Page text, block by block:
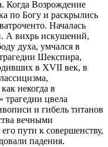
Когда Возрождение
по Богу и раскрылись
Началась
А вихрь искушений,
духа, умчался в
Шекспира,
в XVII век, в
некогда в
трагедии цвела
и гибель титанов
вечными
пути к совершенству,
падения.